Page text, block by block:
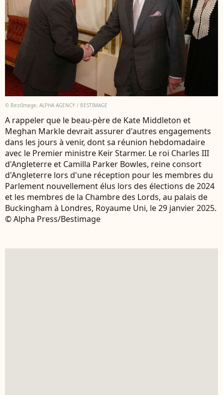
© BestImage, ALPHA AGENCY / BESTIMAGE
A rappeler que le beau-père de Kate Middleton et
Meghan Markle devrait assurer d'autres engagements
dans les jours à venir, dont sa réunion hebdomadaire
avec le Premier ministre Keir Starmer. Le roi Charles III
d'Angleterre et Camilla Parker Bowles, reine consort
d'Angleterre lors d'une réception pour les membres du
Parlement nouvellement élus lors des élections de 2024
et les membres de la Chambre des Lords, au palais de
Buckingham à Londres, Royaume Uni, le 29 janvier 2025.
© Alpha Press/Bestimage